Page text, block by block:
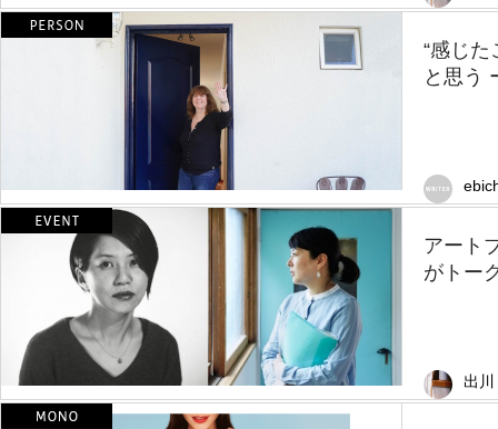
“感じた
と思う
アート
がトー
出